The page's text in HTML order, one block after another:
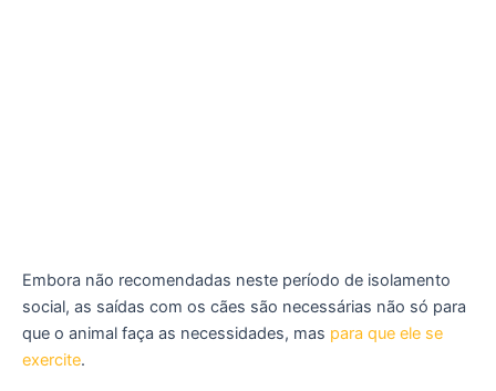
Embora não recomendadas neste período de isolamento
social, as saídas com os cães são necessárias não só para
que o animal faça as necessidades, mas para que ele se
exercite.